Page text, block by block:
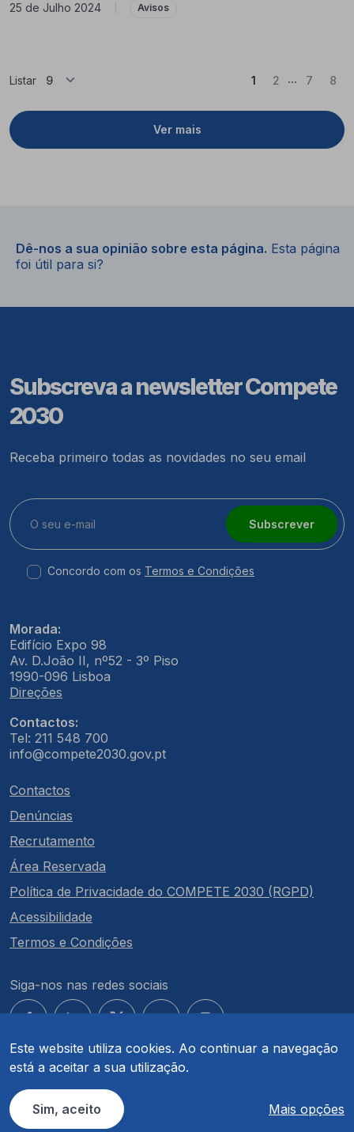
Este website utiliza cookies. Ao continuar a navegação
está a aceitar a sua utilização.
Sim, aceito Mais opções
25 de Julho 2024 Avisos
Listar
Ver mais
1 (Atual)
2 ... 7 8
Dê-nos a sua opinião sobre esta página. Esta página
foi útil para si?
Subscreva a newsletter Compete
2030
Receba primeiro todas as novidades no seu email
Subscrever
Concordo com os Termos e Condições
Morada:
Edifício Expo 98
Av. D.João II, nº52 - 3º Piso
1990-096 Lisboa
Direções
Contactos:
Tel: 211 548 700
info@compete2030.gov.pt
Contactos
Denúncias
Recrutamento
Área Reservada
Política de Privacidade do COMPETE 2030 (RGPD)
Acessibilidade
Termos e Condições
Siga-nos nas redes sociais
© COMPETE 2030. Todos os direitos reservados.